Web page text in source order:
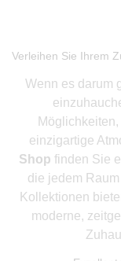
Verleihen Sie Ihrem
Wenn es darum
einzigartige
Shop finden Sie
die jedem
Kollektionen
moderne,